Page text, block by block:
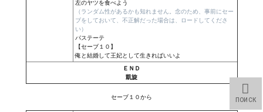
左のヤツを食べよう
（ランダム性があるかも知れません。念のため、事前にセー
ブをしておいて、不正解だった場合は、ロードしてくださ
い）
パステーテ
【セーブ１０】
俺と結婚して王妃として生きればいいよ
ＥＮＤ
凱旋
セーブ１０から ПОИСК